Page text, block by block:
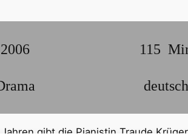
2006 115
deutsch
gibt die Pianistin Traude